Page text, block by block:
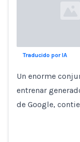
Traducido por IA
Un enorme
entrenar
de Google,